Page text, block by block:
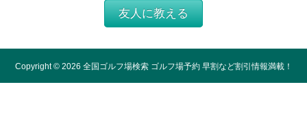
友人に教える
Copyright © 2026 全国ゴルフ場検索 ゴルフ場予約 早割など割引情報満載！